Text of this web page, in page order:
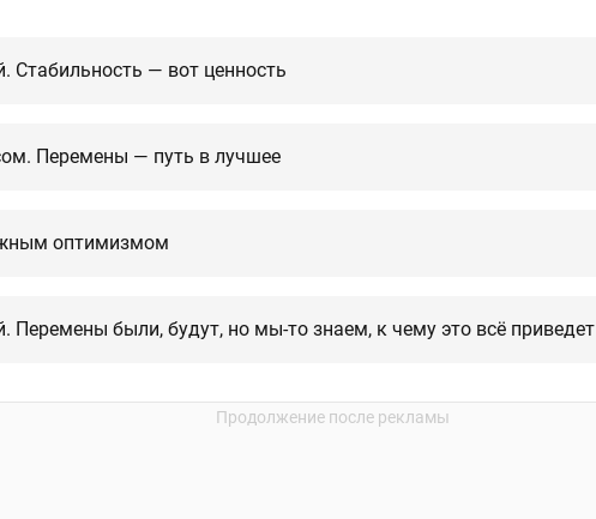
Стабильность — вот ценность
Перемены — путь в лучшее
оптимизмом
Перемены были, будут, но мы-то знаем, к чему это всё приведет